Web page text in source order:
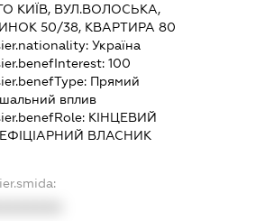
КИЇВ, ВУЛ.ВОЛОСЬКА,
50/38, КВАРТИРА 80
Україна
100
Прямий
вплив
КІНЦЕВИЙ
ВЛАСНИК